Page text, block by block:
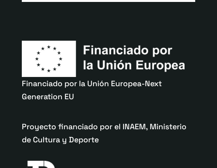
Financiado por la Unión Europea-Next
Generation EU
Proyecto financiado por el INAEM, Ministerio
de Cultura y Deporte